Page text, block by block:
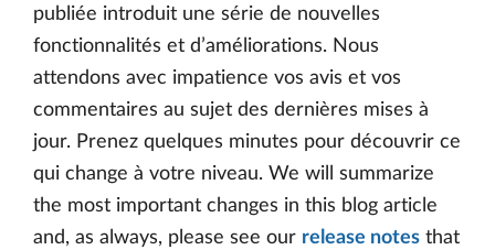
publiée introduit une série de nouvelles
fonctionnalités et d’améliorations. Nous
attendons avec impatience vos avis et vos
commentaires au sujet des dernières mises à
jour. Prenez quelques minutes pour découvrir ce
qui change à votre niveau. We will summarize
the most important changes in this blog article
and, as always, please see our release notes that